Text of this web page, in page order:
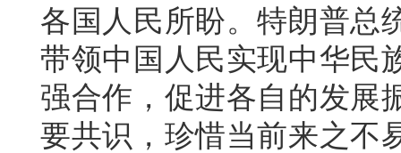
各国人民所盼。特朗普总
带领中国人民实现中华民
强合作，促进各自的发展
要共识，珍惜当前来之不